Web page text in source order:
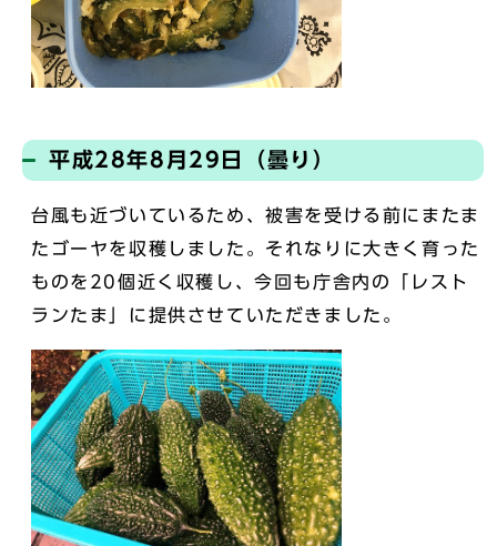
平成28年8月29日（曇り）
台風も近づいているため、被害を受ける前にまたま
たゴーヤを収穫しました。それなりに大きく育った
ものを20個近く収穫し、今回も庁舎内の「レスト
ランたま」に提供させていただきました。